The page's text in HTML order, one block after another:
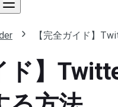
【完全ガイド】
ド】